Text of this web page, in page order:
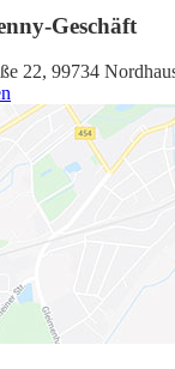
Geschäft
22, 99734